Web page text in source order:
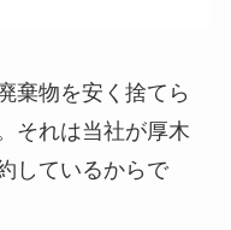
棄物を安く捨てら
それは当社が厚木
しているからで